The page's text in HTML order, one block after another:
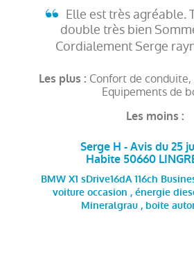
Elle est très agréable.
double très bien
Cordialement Serge
Les plus : Confort de
Equipements de
Les moins :
Serge H - Avis du 25
Habite 50660
BMW X1 sDrive16dA 116ch
voiture occasion , énergie
Mineralgrau , boite